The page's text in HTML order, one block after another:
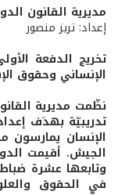
مديرية القانون
إعداد: تريز منصور
تخريج الدفعة
الإنساني وحقوق
نظّمت مديرية
تدريبيّة بهدَف
الإنسان
الجيش. أقيمت
وتابعها عشرة
في الحقوق